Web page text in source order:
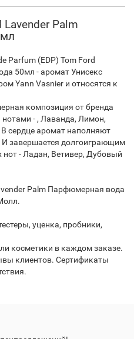
Palm
Parfum (EDP) Tom Ford
50мл - аромат Унисекс
Yann Vasnier и относятся к
композиция от бренда
нотами - , Лаванда, Лимон,
сердце аромат наполняют
завершается долгоиграющим
- Ладан, Ветивер, Дубовый
Palm Парфюмерная вода
уценка, пробники,
косметики в каждом заказе.
клиентов. Сертификаты